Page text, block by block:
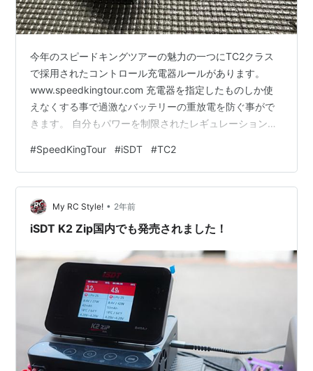
今年のスピードキングツアーの魅力の一つにTC2クラス
で採用されたコントロール充電器ルールがあります。
www.speedkingtour.com 充電器を指定したものしか使
えなくする事で過激なバッテリーの重放電を防ぐ事がで
きます。 自分もパワーを制限されたレギュレーションの
ションではどうしても新しいバッテリーを大電流で放電
して、大電流で充電するとパワーが出るので、レースで
勝ちたい人達はみんなこのやり方になってきます。 そう
するとバッテリーはすぐ痛むので常に新しいものを買わ
なくてはならなくなり、重放電器も高いものを買わなく
#SpeedKingTour #iSDT #TC2
My RC Style! • 2年前
iSDT K2 Zip国内でも発売されました！